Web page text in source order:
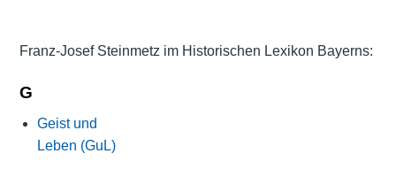
Franz-Josef Steinmetz im Historischen Lexikon Bayerns:
G
Geist und
Leben (GuL)